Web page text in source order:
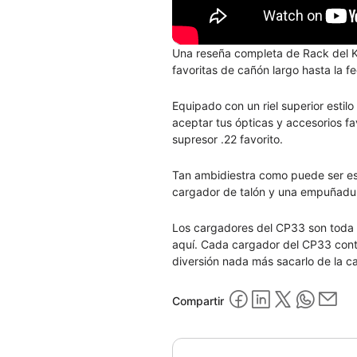
Una reseña completa de Rack del
favoritas de cañón largo hasta la
Equipado con un riel superior
aceptar tus ópticas y accesorios
supresor .22 favorito.
Tan ambidiestra como puede ser
cargador de talón y una
Los cargadores del CP33 son
aquí. Cada cargador del CP33
diversión nada más sacarlo de la
Compartir